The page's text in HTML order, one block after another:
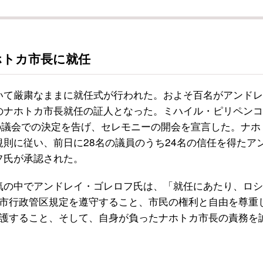
カ市長に就任
厳粛なままに就任式が行われた。およそ百名がアンド
ホトカ市長就任の証人となった。ミハイル・ピリペン
会での決定を告げ、セレモニーの開会を宣言した。ナ
に従い、前日に28名の議員のうち24名の信任を得たア
が承認された。
中でアンドレイ・ゴレロフ氏は、「就任にあたり、ロ
行政管区規定を遵守すること、市民の権利と自由を尊重
すること、そして、自身が負ったナホトカ市長の責務を